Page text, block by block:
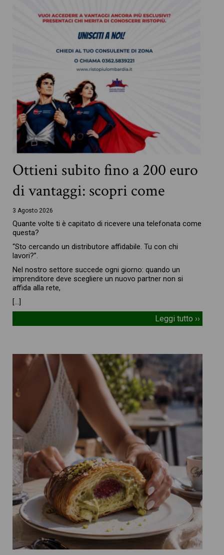
Ottieni subito fino a 200 euro
di vantaggi: scopri come
3 Agosto 2026
Quante volte ti è capitato di ricevere una telefonata come
questa?
“Sto cercando un distributore affidabile. Tu con chi
lavori?”.
Nel nostro settore succede ogni giorno: quando un
imprenditore deve scegliere un nuovo partner non si
affida alla rete,
[…]
Leggi tutto ››